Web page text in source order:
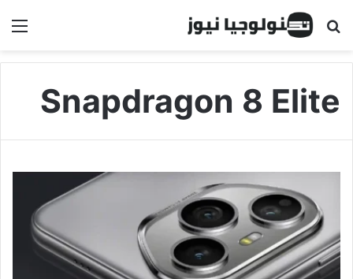
البحث عن
Snapdragon 8 Elite